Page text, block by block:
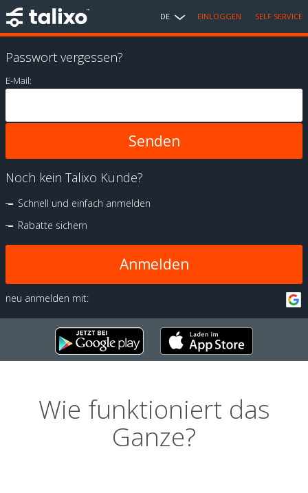
DE EINLOGGEN SELF SERVICE
Passwort vergessen?
E-Mail:
Noch kein Talixo Kunde?
Schnell und einfach anmelden
Rabatte sichern
Anmelden
neu anmelden mit:
Wie funktioniert das
Ganze?